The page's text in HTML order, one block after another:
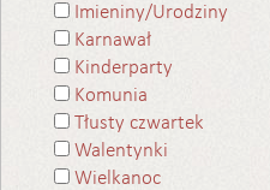
Imieniny/Urodziny
Karnawał
Kinderparty
Komunia
Tłusty czwartek
Walentynki
Wielkanoc